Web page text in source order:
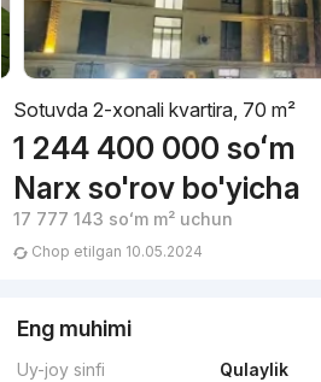
Sotuvda 2-xonali kvartira, 70 m²
1 244 400 000 soʻm
Narx so'rov bo'yicha
17 777 143 soʻmm² uchun
Chop etilgan 10.05.2024
Eng muhimi
Uy-joy sinfi
Qulaylik